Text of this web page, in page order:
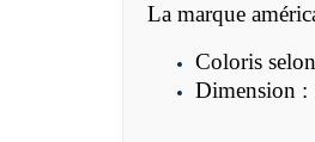
La marque
Coloris
Dimension :